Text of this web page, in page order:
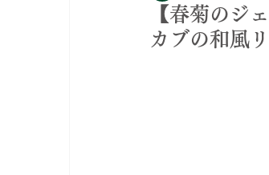
【春菊のジ
カブの和風